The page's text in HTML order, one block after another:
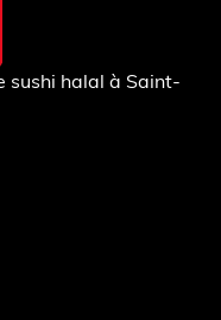
sushi halal à Saint-